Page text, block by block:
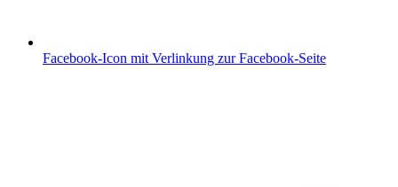
Facebook-Icon mit Verlinkung zur Facebook-Seite